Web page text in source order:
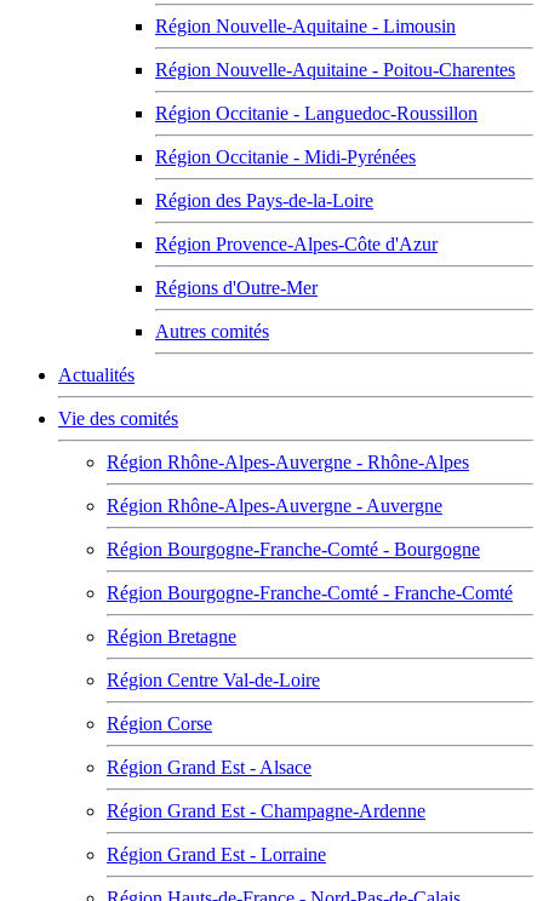
Région Nouvelle-Aquitaine - Limousin
Région Nouvelle-Aquitaine - Poitou-Charentes
Région Occitanie - Languedoc-Roussillon
Région Occitanie - Midi-Pyrénées
Région des Pays-de-la-Loire
Région Provence-Alpes-Côte d'Azur
Régions d'Outre-Mer
Autres comités
Actualités
Vie des comités
Région Rhône-Alpes-Auvergne - Rhône-Alpes
Région Rhône-Alpes-Auvergne - Auvergne
Région Bourgogne-Franche-Comté - Bourgogne
Région Bourgogne-Franche-Comté - Franche-Comté
Région Bretagne
Région Centre Val-de-Loire
Région Corse
Région Grand Est - Alsace
Région Grand Est - Champagne-Ardenne
Région Grand Est - Lorraine